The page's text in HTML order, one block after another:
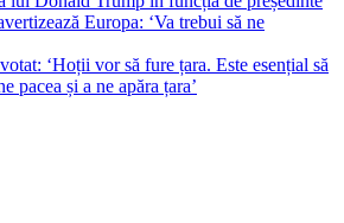
Europa: ‘Va trebui să ne
‘Hoții vor să fure țara. Este esențial să
pacea și a ne apăra țara’